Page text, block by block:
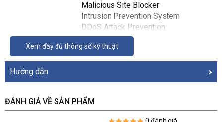
Malicious Site Blocker
Intrusion Prevention System
DDoS Attack Prevention
Home Network Scanner
Guest Network
1× mạng khách 5 GHz
1× mạng khách 2.4 GHz
VPN Server
• PPTP VPN Server
• Open VPN Client
• PPTP VPN Client
Xem đầy đủ thông số kỹ thuật
Hướng dẫn
ĐÁNH GIÁ VỀ SẢN PHẨM